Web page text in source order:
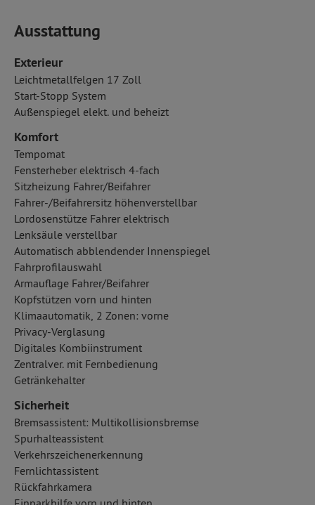
Ausstattung
Exterieur
Leichtmetallfelgen 17 Zoll
Start-Stopp System
Außenspiegel elekt. und beheizt
Komfort
Tempomat
Fensterheber elektrisch 4-fach
Sitzheizung Fahrer/Beifahrer
Fahrer-/Beifahrersitz höhenverstellbar
Lordosenstütze Fahrer elektrisch
Lenksäule verstellbar
Automatisch abblendender Innenspiegel
Fahrprofilauswahl
Armauflage Fahrer/Beifahrer
Kopfstützen vorn und hinten
Klimaautomatik, 2 Zonen: vorne
Privacy-Verglasung
Digitales Kombiinstrument
Zentralver. mit Fernbedienung
Getränkehalter
Sicherheit
Bremsassistent: Multikollisionsbremse
Spurhalteassistent
Verkehrszeichenerkennung
Fernlichtassistent
Rückfahrkamera